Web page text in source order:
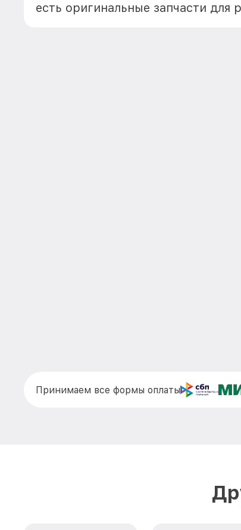
есть оригинальные запчасти для
Принимаем все формы оплаты